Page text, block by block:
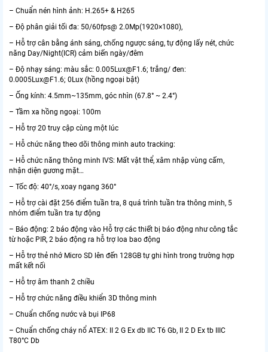
– Chuẩn nén hình ảnh: H.265+ & H265
– Độ phân giải tối đa: 50/60fps@ 2.0Mp(1920×1080),
– Hỗ trợ cân bằng ánh sáng, chống ngược sáng, tự động lấy nét, chức
năng Day/Night(ICR) cảm biến ngày/đêm
– Độ nhạy sáng: màu sắc: 0.005Lux@F1.6; trắng/ đen:
0.0005Lux@F1.6; 0Lux (hồng ngoại bật)
– Ống kính: 4.5mm~135mm, góc nhìn (67.8° ~ 2.4°)
– Tầm xa hồng ngoại: 100m
– Hỗ trợ 20 truy cập cùng một lúc
– Hỗ chức năng theo dõi thông minh auto tracking:
– Hỗ chức năng thông minh IVS: Mất vật thể, xâm nhập vùng cấm,
nhận diện gương mặt…
– Tốc độ: 40°/s, xoay ngang 360°
– Hỗ trợ cài đặt 256 điểm tuần tra, 8 quá trình tuần tra thông minh, 5
nhóm điểm tuần tra tự động
– Báo động: 2 báo động vào Hỗ trợ các thiết bị báo động như công tắc
từ hoặc PIR, 2 báo động ra hỗ trợ loa bao động
– Hỗ trợ thẻ nhớ Micro SD lên đến 128GB tự ghi hình trong trường hợp
mất kết nối
– Hỗ trợ âm thanh 2 chiều
– Hỗ trợ chức năng điều khiển 3D thông minh
– Chuẩn chống nước và bụi IP68
– Chuẩn chống cháy nổ ATEX: II 2 G Ex db IIC T6 Gb, II 2 D Ex tb IIIC
T80°C Db